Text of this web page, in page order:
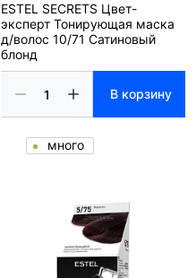
ESTEL SECRETS Цвет-
эксперт Тонирующая маска
д/волос 10/71 Сатиновый
блонд
В корзину
много